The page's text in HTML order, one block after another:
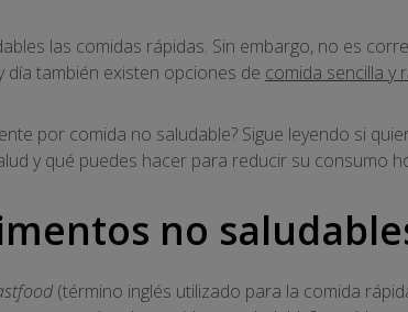
las comidas rápidas. Sin embargo, no es
también existen opciones de comida sencilla y
por comida no saludable? Sigue leyendo si
y qué puedes hacer para reducir su consumo
no
(término inglés utilizado para la comida